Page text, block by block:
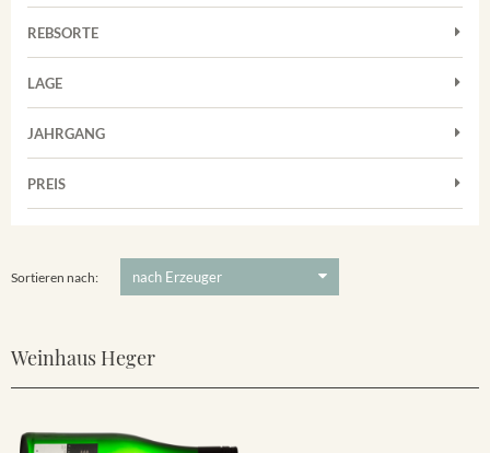
Trocken
REBSORTE
Auxerrois
Frühburgunder
LAGE
Nimburg-Bottinger Steingrube
JAHRGANG
PREIS
Sortieren nach:
Weinhaus Heger